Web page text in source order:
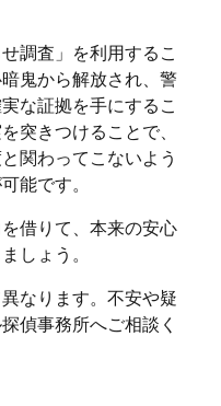
調査」を利用するこ
鬼から解放され、警
な証拠を手にするこ
突きつけることで、
関わってこないよう
能です。
借りて、本来の安心
しょう。
なります。不安や疑
偵事務所へご相談く